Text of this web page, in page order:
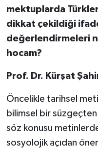
mektuplarda
dikkat çekildiği
değerlendirmeleri
hocam?
Prof. Dr. Kürşat
Öncelikle tarihsel
bilimsel bir
söz konusu
sosyolojik açıdan